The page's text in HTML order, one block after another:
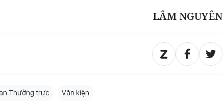
LÂM NGUYÊN
Thường trực Văn kiện